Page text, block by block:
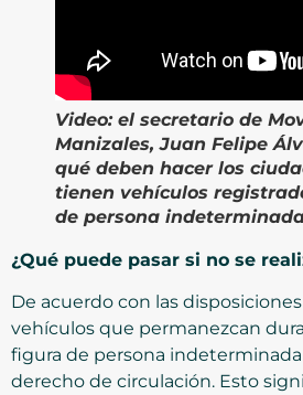
Video: el secretario de
Manizales, Juan Felipe
qué deben hacer los
tienen vehículos
de persona
¿Qué puede pasar si no se
De acuerdo con las
vehículos que permanezcan
figura de persona
derecho de circulación. Esto